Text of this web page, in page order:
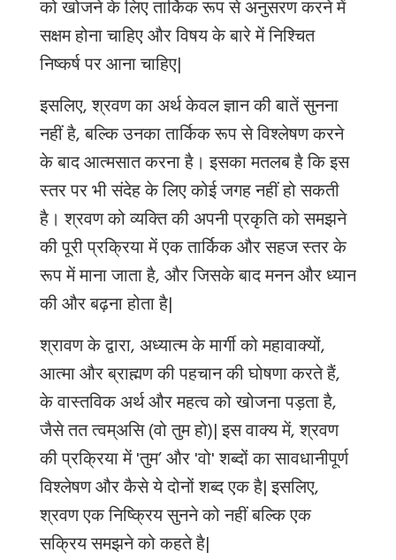
को खोजने के लिए तार्किक रूप से अनुसरण करने में
सक्षम होना चाहिए और विषय के बारे में निश्चित
निष्कर्ष पर आना चाहिए|
इसलिए, श्रवण का अर्थ केवल ज्ञान की बातें सुनना
नहीं है, बल्कि उनका तार्किक रूप से विश्लेषण करने
के बाद आत्मसात करना है। इसका मतलब है कि इस
स्तर पर भी संदेह के लिए कोई जगह नहीं हो सकती
है। श्रवण को व्यक्ति की अपनी प्रकृति को समझने
की पूरी प्रक्रिया में एक तार्किक और सहज स्तर के
रूप में माना जाता है, और जिसके बाद मनन और ध्यान
की और बढ़ना होता है|
श्रावण के द्वारा, अध्यात्म के मार्गी को महावाक्यों,
आत्मा और ब्राह्मण की पहचान की घोषणा करते हैं,
के वास्तविक अर्थ और महत्व को खोजना पड़ता है,
जैसे तत त्वम्असि (वो तुम हो)| इस वाक्य में, श्रवण
की प्रक्रिया में 'तुम’ और 'वो' शब्दों का सावधानीपूर्ण
विश्लेषण और कैसे ये दोनों शब्द एक है| इसलिए,
श्रवण एक निष्क्रिय सुनने को नहीं बल्कि एक
सक्रिय समझने को कहते है|